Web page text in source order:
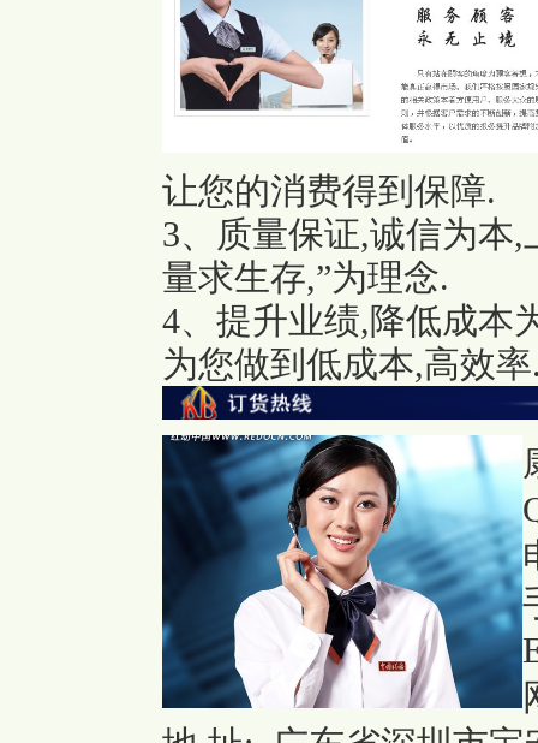
让您的消费得到保障.
3、质量保证,诚信为本
量求生存,”为理念.
4、提升业绩,降低成本
为您做到低成本,高效